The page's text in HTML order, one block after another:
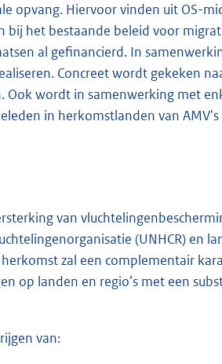
opvang. Hiervoor vinden uit OS-
bij het bestaande beleid voor
al gefinancierd. In
Concreet wordt gekeken
wordt in samenwerking met
in herkomstlanden van
van
(UNHCR) en
zal een complementair
op landen en regio’s met een
van: